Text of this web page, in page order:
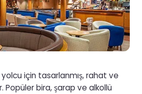
yolcu için tasarlanmış, rahat ve
Popüler bira, şarap ve alkollü